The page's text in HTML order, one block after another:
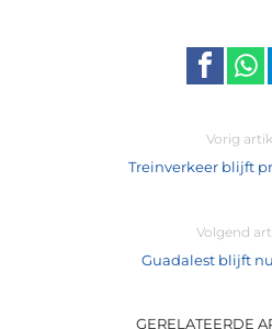
Vorig
Treinverkeer blijft
Volgend
Guadalest blijft
GERELATEERDE